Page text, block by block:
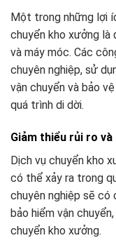
Một trong những lợi
chuyển kho xưởng là
và máy móc. Các
chuyên nghiệp, sử
vận chuyển và bảo
quá trình di dời.
Giảm thiểu rủi ro
Dịch vụ chuyển kho
có thể xảy ra trong
chuyên nghiệp sẽ có
bảo hiểm vận
chuyển kho xưởng.